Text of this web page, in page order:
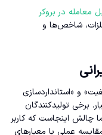
معامله در بروکر
شاخص‌ها و
و «استانداردسازی
برخی تولیدکنندگان
چالش اینجاست که کاربر
عملی با معیارهای